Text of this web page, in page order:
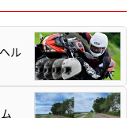
ル